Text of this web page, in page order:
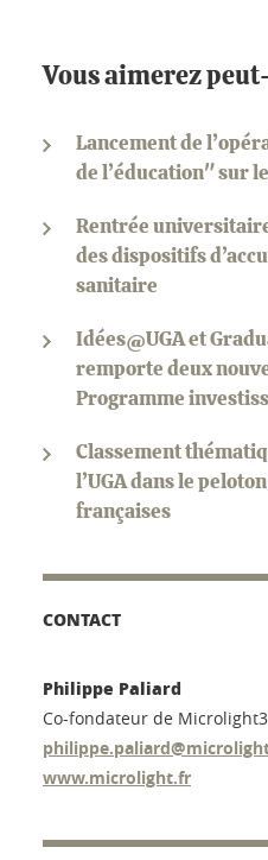
Vous aimerez
Lancement de
de l’éducation" sur
Rentrée
des dispositifs
sanitaire
Idées@UGA et
remporte deux
Programme
Classement
l’UGA dans le
françaises
CONTACT
Philippe Paliard
Co-fondateur de
www.microlight.fr